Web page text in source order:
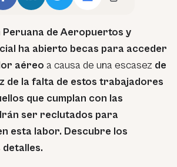
de Aeropuertos y
ha abierto becas para acceder
aéreo a causa de una escasez de
de la falta de estos trabajadores
que cumplan con las
ser reclutados para
esta labor. Descubre los
detalles.